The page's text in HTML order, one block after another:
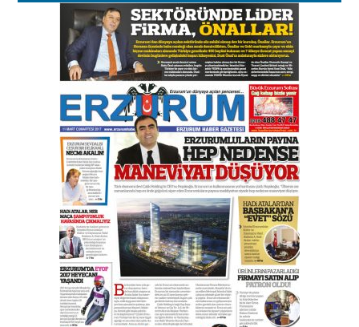
Murat Şahsuvaroğlu ERKON’da
çıtayı yukarı taşırken,
yönetimdekiler aşağı
çekmemeli!
17 Şubat 2026 SalıOrhan BOZKURT
Bir fotoğraf, bir şehir, bir
gazeteci… Dizginler kimin
elinde?
31 Mart 2026 Salı
A. Berhan Yılmaz
BİR BÖLÜM DEĞİL, BİR ÖMÜR
SEÇİYORSUNUZ… “NEDEN
ATATÜRK ÜNİVERSİTESİ?”
28 Temmuz 2026 Salı
Ahmet Gökhan YAZICI
Ahmed Yesevi’den bir Alperen…
”Reisimiz” idi… Hakka yürüdü.!
26 Mart 2026 Perşembe
Cem Bakırcı
Ardında bıraktığı hatıralarıyla